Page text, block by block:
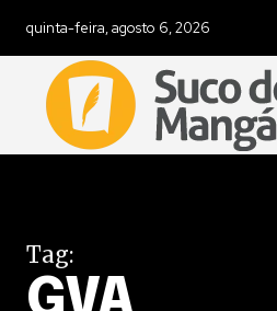
quinta-feira, agosto 6, 2026
Tag: